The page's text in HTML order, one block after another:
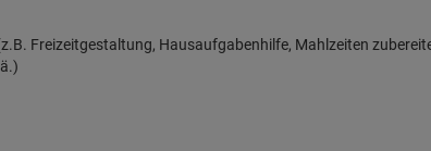
Freizeitgestaltung, Hausaufgabenhilfe, Mahlzeiten